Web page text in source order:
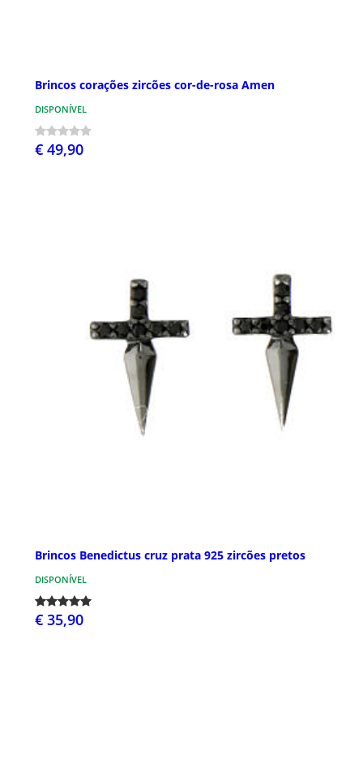
Brincos corações zircões cor-de-rosa Amen
DISPONÍVEL
€ 49,90
Brincos Benedictus cruz prata 925 zircões pretos
DISPONÍVEL
€ 35,90